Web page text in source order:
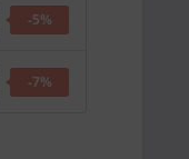
-5%
-7%